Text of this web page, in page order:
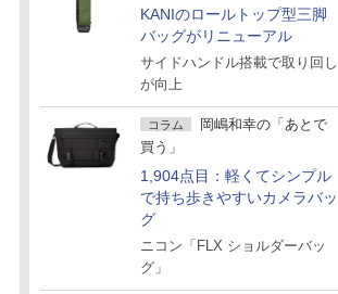
KANIのロールトップ型三脚
バッグがリニューアル
サイドハンドル搭載で取り回し
が向上
コラム
岡嶋和幸の「あとで
買う」
1,904点目：軽くてシンプル
で持ち歩きやすいカメラバッ
グ
ニコン「FLX ショルダーバッ
グ」